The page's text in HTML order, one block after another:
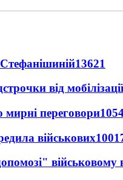
13621
від мобілізації
мирні переговори
військових
військовому